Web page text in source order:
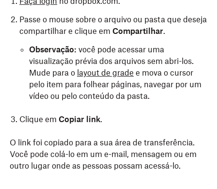
Passe o mouse sobre o arquivo ou pasta que deseja
compartilhar e clique em Compartilhar.
Observação: você pode acessar uma
visualização prévia dos arquivos sem abri-los.
Mude para o layout de grade e mova o cursor
pelo item para folhear páginas, navegar por um
vídeo ou pelo conteúdo da pasta.
Clique em Copiar link.
O link foi copiado para a sua área de transferência.
Você pode colá-lo em um e-mail, mensagem ou em
outro lugar onde as pessoas possam acessá-lo.